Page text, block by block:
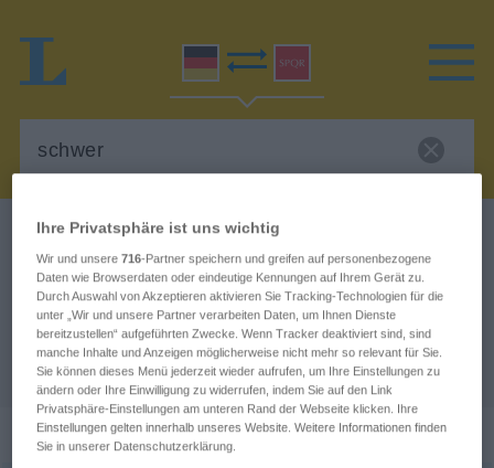
Deutsch-Latein Wörterbuch
Deutsch-Latein Übersetzung für
"schwer"
"schwer" Latein Übersetzung
„schwer“
Ihre Privatsphäre ist uns wichtig
Wir und unsere716-Partner speichern und greifen auf personenbezogene
Daten wie Browserdaten oder eindeutige Kennungen auf Ihrem Gerät zu.
Durch Auswahl von Akzeptieren aktivieren Sie Tracking-Technologien für die
unter „Wir und unsere Partner verarbeiten Daten, um Ihnen Dienste
bereitzustellen“ aufgeführten Zwecke. Wenn Tracker deaktiviert sind, sind
manche Inhalte und Anzeigen möglicherweise nicht mehr so relevant für Sie.
Sie können dieses Menü jederzeit wieder aufrufen, um Ihre Einstellungen zu
ändern oder Ihre Einwilligung zu widerrufen, indem Sie auf den Link
Privatsphäre-Einstellungen am unteren Rand der Webseite klicken. Ihre
Einstellungen gelten innerhalb unseres Website. Weitere Informationen finden
Sie in unserer Datenschutzerklärung.